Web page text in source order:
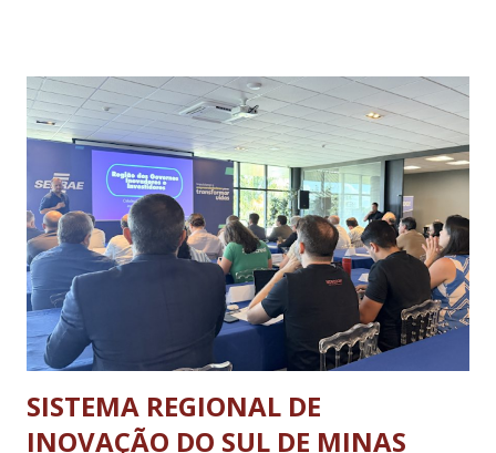
participantes, entre 9 e 17 anos de idade, de várias partes do
estado, no Sesc Contagem, localizado na Região
Metropolitana de Belo Horizonte. Foram cinco dias de disputas
em diferentes modalidades esportivas, palestras e uma
programação dedicada a promover a integração, o respeito e
o desenvolvimento pessoal e social através do esporte. A
abertura oficial, com direto a cerimônia, aconteceu no dia 20
de julho (segunda-feira) e o ence...
SISTEMA REGIONAL DE
INOVAÇÃO DO SUL DE MINAS